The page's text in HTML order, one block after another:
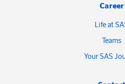
Career
Life at
Teams
Your SAS